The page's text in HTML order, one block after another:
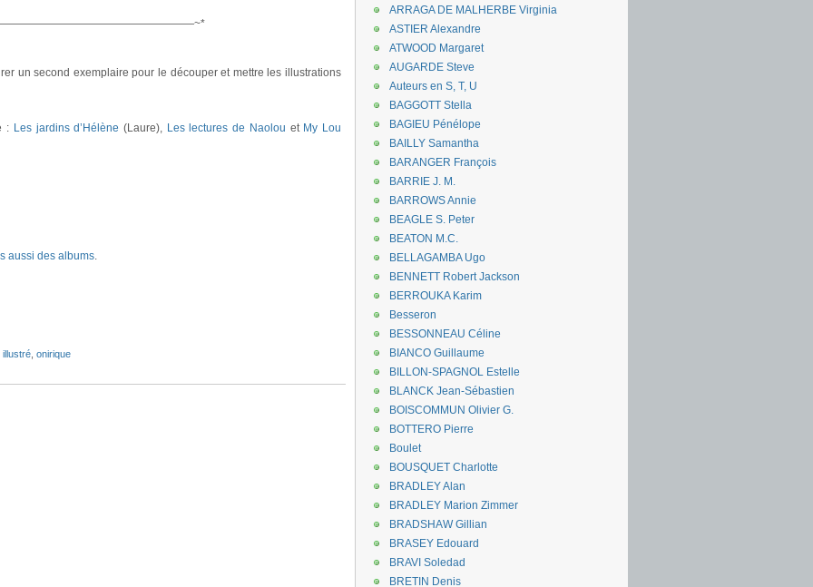
un second exemplaire pour le découper et mettre les illustrations
: Les jardins d’Hélène (Laure), Les lectures de Naolou et My Lou
aussi des albums.
illustré onirique
ARRAGA DE MALHERBE Virginia
ASTIER Alexandre
ATWOOD Margaret
AUGARDE Steve
Auteurs en S, T, U
BAGGOTT Stella
BAGIEU Pénélope
BAILLY Samantha
BARANGER François
BARRIE J. M.
BARROWS Annie
BEAGLE S. Peter
BEATON M.C.
BELLAGAMBA Ugo
BENNETT Robert Jackson
BERROUKA Karim
Besseron
BESSONNEAU Céline
BIANCO Guillaume
BILLON-SPAGNOL Estelle
BLANCK Jean-Sébastien
BOISCOMMUN Olivier G.
BOTTERO Pierre
Boulet
BOUSQUET Charlotte
BRADLEY Alan
BRADLEY Marion Zimmer
BRADSHAW Gillian
BRASEY Edouard
BRAVI Soledad
BRETIN Denis